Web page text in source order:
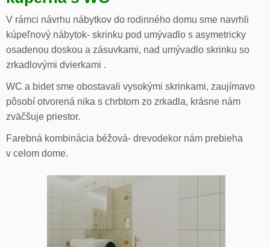
V rámci návrhu nábytkov do rodinného domu sme navrhli
kúpeľnový nábytok- skrinku pod umývadlo s asymetricky
osadenou doskou a zásuvkami, nad umývadlo skrinku so
zrkadlovými dvierkami .
WC a bidet sme obostavali vysokými skrinkami, zaujímavo
pôsobí otvorená nika s chrbtom zo zrkadla, krásne nám
zväčšuje priestor.
Farebná kombinácia béžová- drevodekor nám prebieha
v celom dome.